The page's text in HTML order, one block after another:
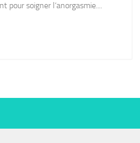
pour soigner l’anorgasmie....